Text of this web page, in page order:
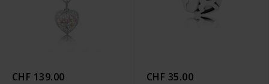
CHF 139.00 CHF 35.00